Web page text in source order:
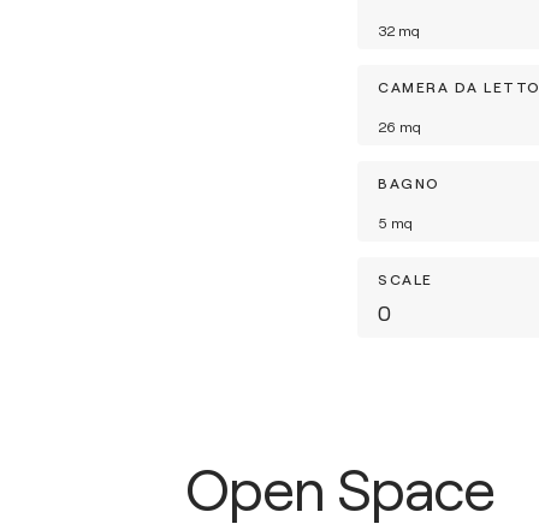
32 mq
CAMERA DA LETTO
26 mq
BAGNO
5 mq
SCALE
0
Open Space